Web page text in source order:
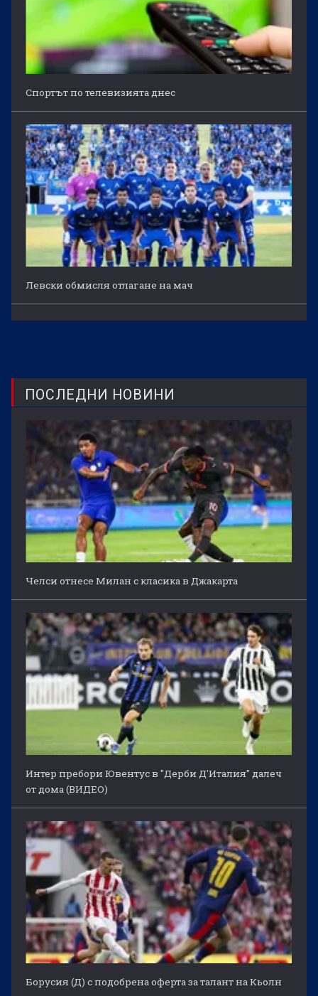
Спортът по телевизията днес
Левски обмисля отлагане на мач
ПОСЛЕДНИ НОВИНИ
Челси отнесе Милан с класика в Джакарта
Интер пребори Ювентус в "Дерби Д'Италия" далеч
от дома (ВИДЕО)
Борусия (Д) с подобрена оферта за талант на Кьолн